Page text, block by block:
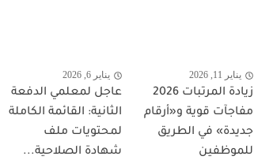
يناير 11, 2026
زيادة المرتبات 2026
مفاجآت قوية و«أرقام
جديدة» في الطريق
للموظفين
يناير 6, 2026
عاجل لمعلمي الدفعة
الثانية: القائمة الكاملة
لمحتويات ملف
شهادة الصلاحية...